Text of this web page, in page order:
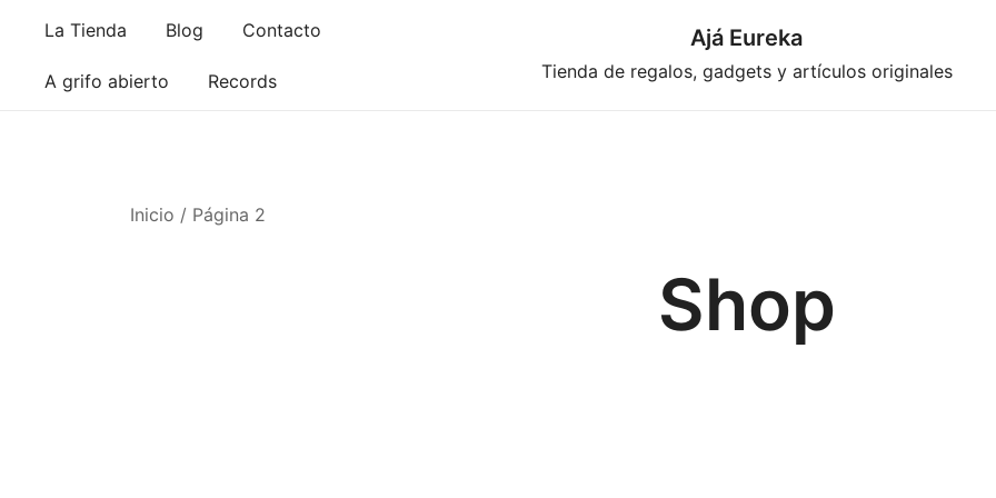
contenido
La Tienda Blog Contacto
A grifo abierto Records
Ajá Eureka
Tienda de regalos, gadgets y artículos originales
Inicio / Página 2
Shop